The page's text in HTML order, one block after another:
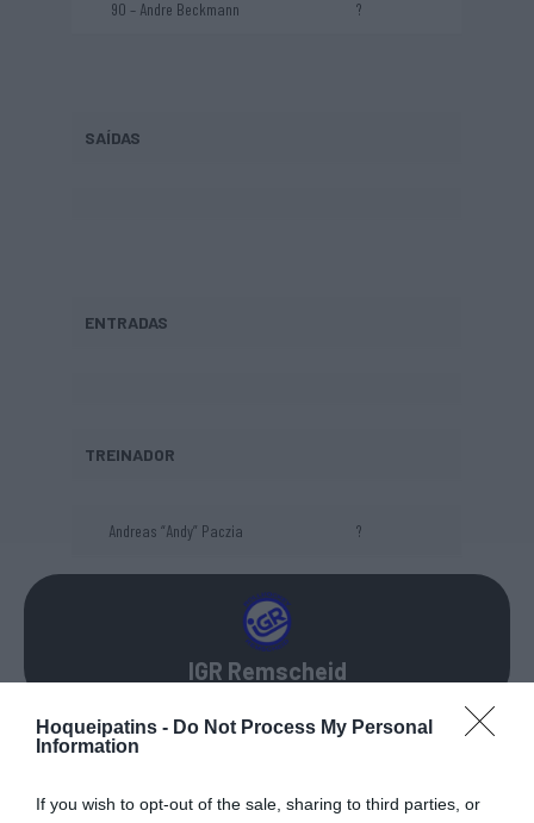
Hoqueipatins - Do Not Process My Personal
Information
If you wish to opt-out of the sale, sharing to third parties, or
90 – Andre Beckmann ?
SAÍDAS
ENTRADAS
TREINADOR
Andreas “Andy” Paczia ?
IGR Remscheid